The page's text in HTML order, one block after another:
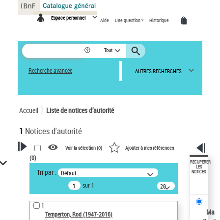
Espace personnel Aide Une question ? Historique
Tout
Recherche avancée AUTRES RECHERCHES
Accueil Liste de notices d’autorité
1 Notices d'autorité
VOTRE RECHERCHE
Recherche avancée dans les
notices d’autorité
Œuvres liées à l'auteur :
Temperton, Rod (1947-2016)
Voir la sélection (0) Ajouter à mes références
(0)
Tri par : Défaut
sur 1
20
résultats/page
1
Temperton, Rod (1947-2016)
RÉCUPÉRER
LES
NOTICES
Ma
Panneau de gestion des cookies